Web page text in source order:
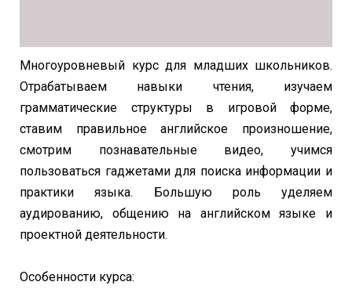
Многоуровневый курс для младших школьников.
Отрабатываем навыки чтения, изучаем
грамматические структуры в игровой форме,
ставим правильное английское произношение,
смотрим познавательные видео, учимся
пользоваться гаджетами для поиска информации и
практики языка. Большую роль уделяем
аудированию, общению на английском языке и
проектной деятельности.
Особенности курса: